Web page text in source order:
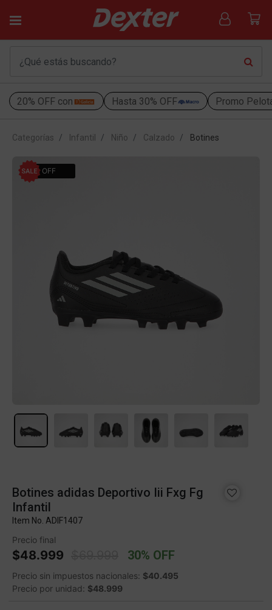
20% OFF con Hasta 30% OFF Promo
Categorías Infantil Niño Calzado Botines
30% OFF
Botines adidas Deportivo Iii Fxg Fg
Infantil
Item No. ADIF1407
Precio final
$48.999 Price reduced from
30% OFF
Precio sin impuestos nacionales: $40.495
Precio por unidad: $48.999